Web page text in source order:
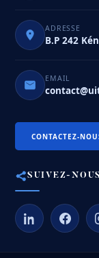
ADRESSE
B.P 242
EMAIL
CONTACTEZ-
SUIVEZ-NOUS